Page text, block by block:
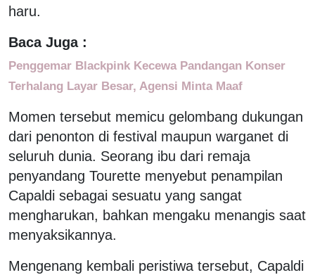
haru.
Baca Juga :
Penggemar Blackpink Kecewa Pandangan Konser
Terhalang Layar Besar, Agensi Minta Maaf
Momen tersebut memicu gelombang dukungan
dari penonton di festival maupun warganet di
seluruh dunia. Seorang ibu dari remaja
penyandang Tourette menyebut penampilan
Capaldi sebagai sesuatu yang sangat
mengharukan, bahkan mengaku menangis saat
menyaksikannya.
Mengenang kembali peristiwa tersebut, Capaldi